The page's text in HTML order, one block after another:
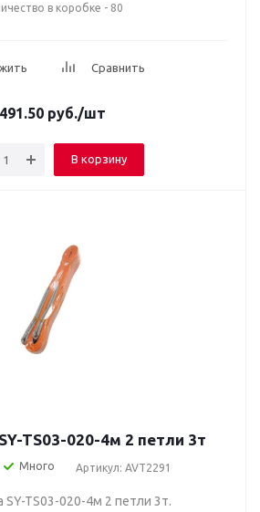
в коробке - 80
Сравнить
491.50 руб./шт
В корзину
TS03-020-4м 2 петли 3т
Много Артикул: AVT2291
SY-TS03-020-4м 2 петли 3т.